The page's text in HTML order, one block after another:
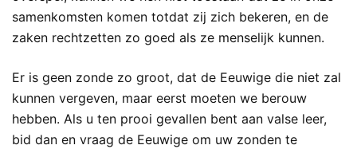
samenkomsten komen totdat zij zich bekeren, en de
zaken rechtzetten zo goed als ze menselijk kunnen.
Er is geen zonde zo groot, dat de Eeuwige die niet zal
kunnen vergeven, maar eerst moeten we berouw
hebben. Als u ten prooi gevallen bent aan valse leer,
bid dan en vraag de Eeuwige om uw zonden te